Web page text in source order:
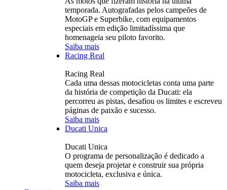
temporada. Autografadas pelos campeões de
MotoGP e Superbike, com equipamentos
especiais em edição limitadíssima que
homenageia seu piloto favorito.
Saiba mais
Racing Real
Racing Real
Cada uma dessas motocicletas conta uma parte
da história de competição da Ducati: ela
percorreu as pistas, desafiou os limites e escreveu
páginas de paixão e sucesso.
Saiba mais
Ducati Unica
Ducati Unica
O programa de personalização é dedicado a
quem deseja projetar e construir sua própria
motocicleta, exclusiva e única.
Saiba mais